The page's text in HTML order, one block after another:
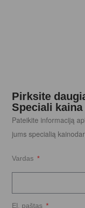
Pirksite
Speciali
Pateikite informaciją
jums specialią
Vardas
El. paštas